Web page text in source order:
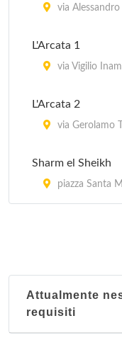
via
L'Arcata 1
via Vigilio
L'Arcata 2
via Gerolamo
Sharm el Sheikh
piazza Santa
Attualmente
requisiti